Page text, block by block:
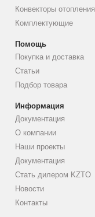
Конвекторы отопления
Комплектующие
Помощь
Покупка и доставка
Статьи
Подбор товара
Информация
Документация
О компании
Наши проекты
Документация
Стать дилером KZTO
Новости
Контакты